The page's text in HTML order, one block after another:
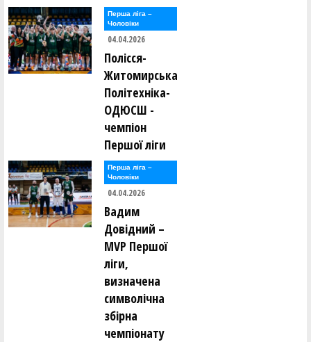
Перша лiга –
Чоловiки
04.04.2026
Полісся-
Житомирська
Політехніка-
ОДЮСШ -
чемпіон
Першої ліги
Перша лiга –
Чоловiки
04.04.2026
Вадим
Довідний –
MVP Першої
ліги,
визначена
символічна
збірна
чемпіонату